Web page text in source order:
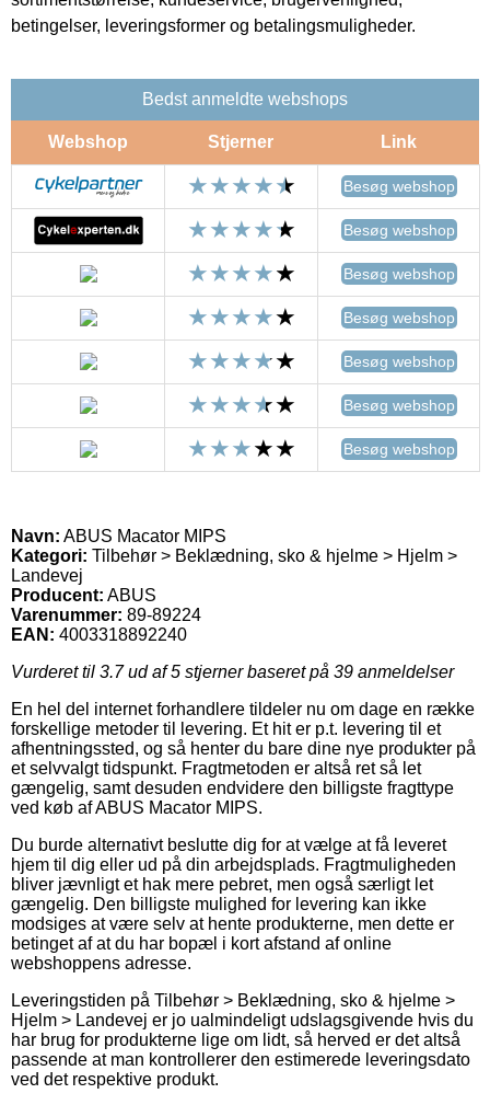
betingelser, leveringsformer og betalingsmuligheder.
Bedst anmeldte webshops
Webshop Stjerner Link
Besøg webshop
Besøg webshop
Besøg webshop
Besøg webshop
Besøg webshop
Besøg webshop
Besøg webshop
Navn: ABUS Macator MIPS
Kategori: Tilbehør > Beklædning, sko & hjelme > Hjelm >
Landevej
Producent: ABUS
Varenummer: 89-89224
EAN: 4003318892240
Vurderet til 3.7ud af 5 stjerner baseret på 39 anmeldelser
En hel del internet forhandlere tildeler nu om dage en række
forskellige metoder til levering. Et hit er p.t. levering til et
afhentningssted, og så henter du bare dine nye produkter på
et selvvalgt tidspunkt. Fragtmetoden er altså ret så let
gængelig, samt desuden endvidere den billigste fragttype
ved køb af ABUS Macator MIPS.
Du burde alternativt beslutte dig for at vælge at få leveret
hjem til dig eller ud på din arbejdsplads. Fragtmuligheden
bliver jævnligt et hak mere pebret, men også særligt let
gængelig. Den billigste mulighed for levering kan ikke
modsiges at være selv at hente produkterne, men dette er
betinget af at du har bopæl i kort afstand af online
webshoppens adresse.
Leveringstiden på Tilbehør > Beklædning, sko & hjelme >
Hjelm > Landevej er jo ualmindeligt udslagsgivende hvis du
har brug for produkterne lige om lidt, så herved er det altså
passende at man kontrollerer den estimerede leveringsdato
ved det respektive produkt.